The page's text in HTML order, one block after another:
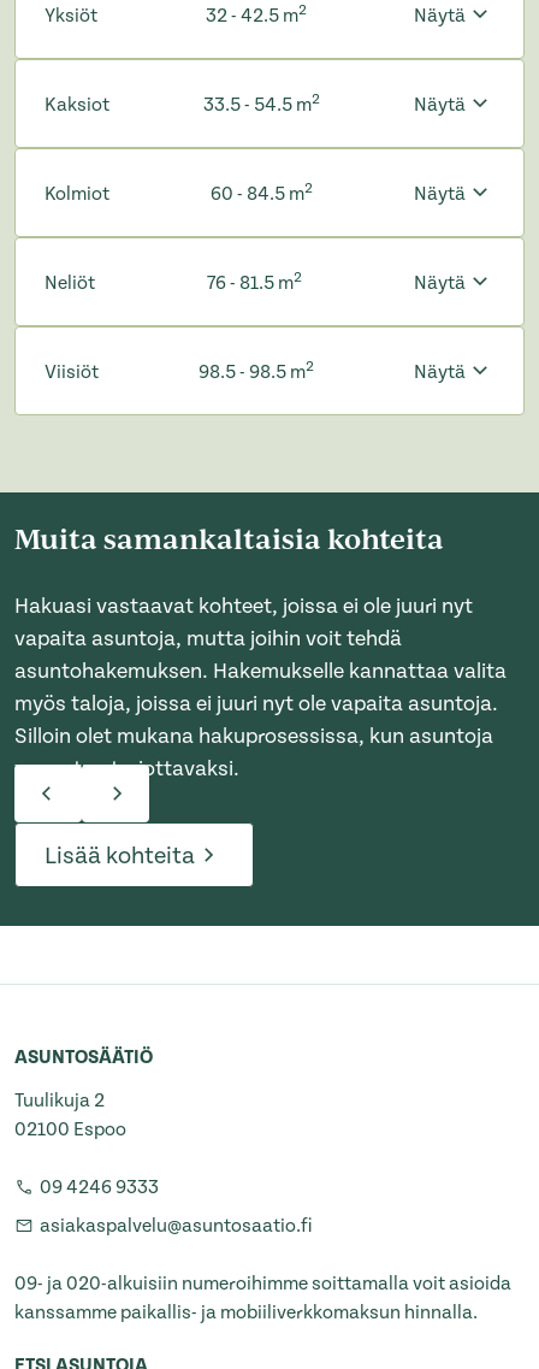
Yksiöt 32 - 42.5 m2 Näytä
Kaksiot 33.5 - 54.5 m2 Näytä
Kolmiot 60 - 84.5 m2 Näytä
Neliöt 76 - 81.5 m2 Näytä
Viisiöt 98.5 - 98.5 m2 Näytä
Muita samankaltaisia kohteita
Hakuasi vastaavat kohteet, joissa ei ole juuri nyt
vapaita asuntoja, mutta joihin voit tehdä
asuntohakemuksen. Hakemukselle kannattaa valita
myös taloja, joissa ei juuri nyt ole vapaita asuntoja.
Silloin olet mukana hakuprosessissa, kun asuntoja
vapautuu tarjottavaksi.
Lisää kohteita
ASUNTOSÄÄTIÖ
Tuulikuja 2
02100 Espoo
09 4246 9333
asiakaspalvelu@asuntosaatio.fi
09- ja 020-alkuisiin numeroihimme soittamalla voit asioida
kanssamme paikallis- ja mobiiliverkkomaksun hinnalla.